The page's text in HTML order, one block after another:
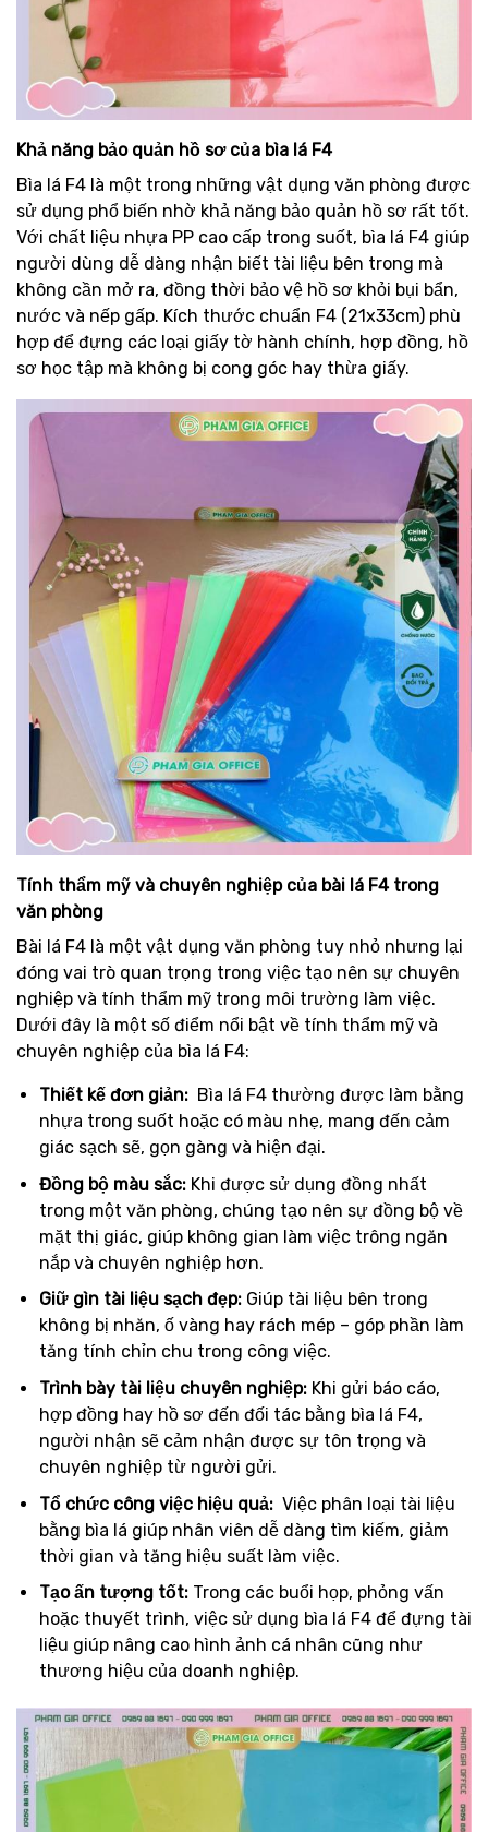
Khả năng bảo quản hồ sơ của bìa lá F4
Bìa lá F4 là một trong những vật dụng văn phòng được
sử dụng phổ biến nhờ khả năng bảo quản hồ sơ rất tốt.
Với chất liệu nhựa PP cao cấp trong suốt, bìa lá F4 giúp
người dùng dễ dàng nhận biết tài liệu bên trong mà
không cần mở ra, đồng thời bảo vệ hồ sơ khỏi bụi bẩn,
nước và nếp gấp. Kích thước chuẩn F4 (21x33cm) phù
hợp để đựng các loại giấy tờ hành chính, hợp đồng, hồ
sơ học tập mà không bị cong góc hay thừa giấy.
Tính thẩm mỹ và chuyên nghiệp của bài lá F4 trong
văn phòng
Bài lá F4 là một vật dụng văn phòng tuy nhỏ nhưng lại
đóng vai trò quan trọng trong việc tạo nên sự chuyên
nghiệp và tính thẩm mỹ trong môi trường làm việc.
Dưới đây là một số điểm nổi bật về tính thẩm mỹ và
chuyên nghiệp của bìa lá F4:
Thiết kế đơn giản: Bìa lá F4 thường được làm bằng
nhựa trong suốt hoặc có màu nhẹ, mang đến cảm
giác sạch sẽ, gọn gàng và hiện đại.
Đồng bộ màu sắc: Khi được sử dụng đồng nhất
trong một văn phòng, chúng tạo nên sự đồng bộ về
mặt thị giác, giúp không gian làm việc trông ngăn
nắp và chuyên nghiệp hơn.
Giữ gìn tài liệu sạch đẹp: Giúp tài liệu bên trong
không bị nhăn, ố vàng hay rách mép – góp phần làm
tăng tính chỉn chu trong công việc.
Trình bày tài liệu chuyên nghiệp: Khi gửi báo cáo,
hợp đồng hay hồ sơ đến đối tác bằng bìa lá F4,
người nhận sẽ cảm nhận được sự tôn trọng và
chuyên nghiệp từ người gửi.
Tổ chức công việc hiệu quả: Việc phân loại tài liệu
bằng bìa lá giúp nhân viên dễ dàng tìm kiếm, giảm
thời gian và tăng hiệu suất làm việc.
Tạo ấn tượng tốt: Trong các buổi họp, phỏng vấn
hoặc thuyết trình, việc sử dụng bìa lá F4 để đựng tài
liệu giúp nâng cao hình ảnh cá nhân cũng như
thương hiệu của doanh nghiệp.